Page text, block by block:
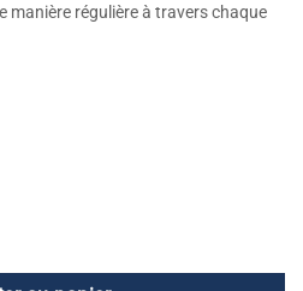
manière régulière à travers chaque
: une thérapie émotionnelle pour la